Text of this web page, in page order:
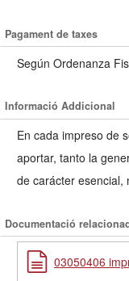
Pagament de taxes
Según Ordenanza
Informació Addicional
En cada impreso de
aportar, tanto la
de carácter esencial,
Documentació
03050406